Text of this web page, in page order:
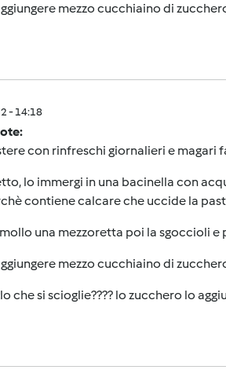
mezzo cucchiaino di
- 14:18
con rinfreschi giornalieri e magari
lo immergi in una bacinella con
contiene calcare che uccide la
una mezzoretta poi la sgoccioli
mezzo cucchiaino di
che si scioglie???? lo zucchero lo